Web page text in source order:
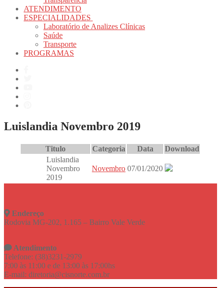
ATENDIMENTO
ESPECIALIDADES
Laboratório de Analizes Clínicas
Saúde
Transporte
PROGRAMAS
Luislandia Novembro 2019
Titulo Categoria Data
Download
Luislandia
Novembro
2019
Novembro 07/01/2020
Endereço
Rodovia MG-202, 1.165 – Bairro Vale Verde
Atendimento
Telefone: (38)3231-2979
7:00 às 11:00 e de 13:00 às 17:00hs
E-mail: diretoria@cisnorte.com.br